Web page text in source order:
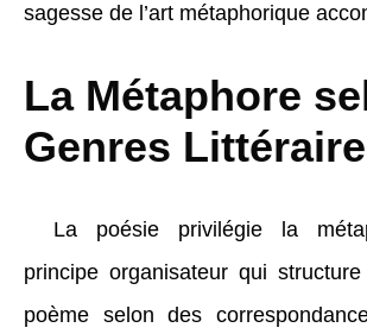
sagesse de l’art métaphorique
La Métaphore
Genres
La poésie privilégie la
principe organisateur qui structure
poème selon des